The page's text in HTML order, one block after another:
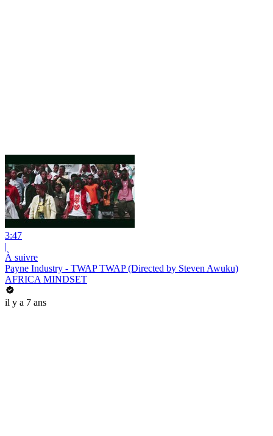
3:47
|
À suivre
Payne Industry - TWAP TWAP (Directed by Steven Awuku)
AFRICA MINDSET
il y a 7 ans